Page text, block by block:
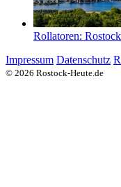
Rollatoren:
Impressum Datenschutz
© 2026 Rostock-Heute.de